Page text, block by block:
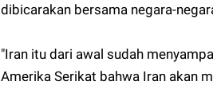
dibicarakan bersama negara-
"Iran itu dari awal sudah
Amerika Serikat bahwa Iran akan